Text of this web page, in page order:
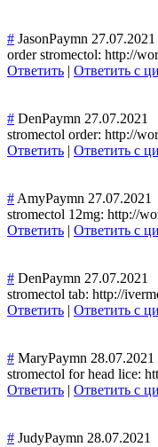
# JasonPaymn 27.07.2021
order stromectol: http://
Ответить | Ответить с
# DenPaymn 27.07.2021
stromectol order: http://
Ответить | Ответить с
#AmyPaymn 27.07.2021
stromectol 12mg: http://
Ответить | Ответить с
# DenPaymn 27.07.2021
stromectol tab: http://
Ответить | Ответить с
# MaryPaymn 28.07.2021
stromectol for head lice:
Ответить | Ответить с
# JudyPaymn 28.07.2021